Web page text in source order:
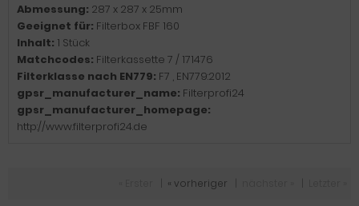
Abmessung: 287 x 287 x 25mm
Geeignet für: Filterbox FBF 160
Inhalt: 1 Stück
Matchcodes: Filterkassette 7 / 171476
Filterklasse nach EN779: F7 , EN779:2012
gpsr_manufacturer_name: Filterprofi24
gpsr_manufacturer_homepage:
http://www.filterprofi24.de
« vorheriger